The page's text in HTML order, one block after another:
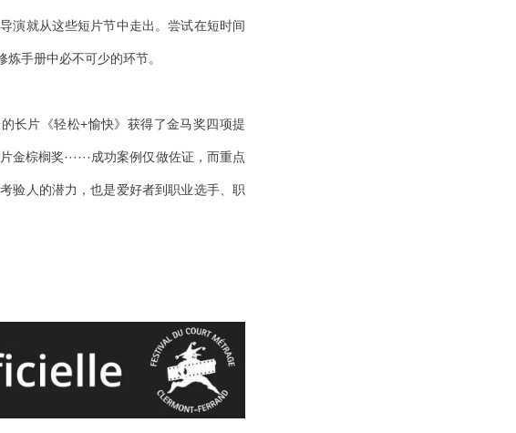
演就从这些短片节中走出。尝试在短时间
手册中必不可少的环节。
长片《轻松+愉快》获得了金马奖四项提
棕榈奖······成功案例仅做佐证，而重点
验人的潜力，也是爱好者到职业选手、职